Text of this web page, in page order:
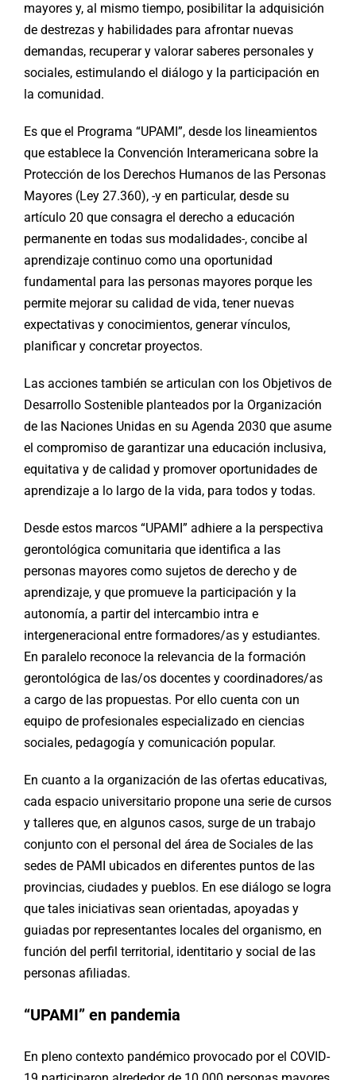
mayores y, al mismo tiempo, posibilitar la adquisición
de destrezas y habilidades para afrontar nuevas
demandas, recuperar y valorar saberes personales y
sociales, estimulando el diálogo y la participación en
la comunidad.
Es que el Programa “UPAMI”, desde los lineamientos
que establece la Convención Interamericana sobre la
Protección de los Derechos Humanos de las Personas
Mayores (Ley 27.360), -y en particular, desde su
artículo 20 que consagra el derecho a educación
permanente en todas sus modalidades-, concibe al
aprendizaje continuo como una oportunidad
fundamental para las personas mayores porque les
permite mejorar su calidad de vida, tener nuevas
expectativas y conocimientos, generar vínculos,
planificar y concretar proyectos.
Las acciones también se articulan con los Objetivos de
Desarrollo Sostenible planteados por la Organización
de las Naciones Unidas en su Agenda 2030 que asume
el compromiso de garantizar una educación inclusiva,
equitativa y de calidad y promover oportunidades de
aprendizaje a lo largo de la vida, para todos y todas.
Desde estos marcos “UPAMI” adhiere a la perspectiva
gerontológica comunitaria que identifica a las
personas mayores como sujetos de derecho y de
aprendizaje, y que promueve la participación y la
autonomía, a partir del intercambio intra e
intergeneracional entre formadores/as y estudiantes.
En paralelo reconoce la relevancia de la formación
gerontológica de las/os docentes y coordinadores/as
a cargo de las propuestas. Por ello cuenta con un
equipo de profesionales especializado en ciencias
sociales, pedagogía y comunicación popular.
En cuanto a la organización de las ofertas educativas,
cada espacio universitario propone una serie de cursos
y talleres que, en algunos casos, surge de un trabajo
conjunto con el personal del área de Sociales de las
sedes de PAMI ubicados en diferentes puntos de las
provincias, ciudades y pueblos. En ese diálogo se logra
que tales iniciativas sean orientadas, apoyadas y
guiadas por representantes locales del organismo, en
función del perfil territorial, identitario y social de las
personas afiliadas.
“UPAMI” en pandemia
En pleno contexto pandémico provocado por el COVID-